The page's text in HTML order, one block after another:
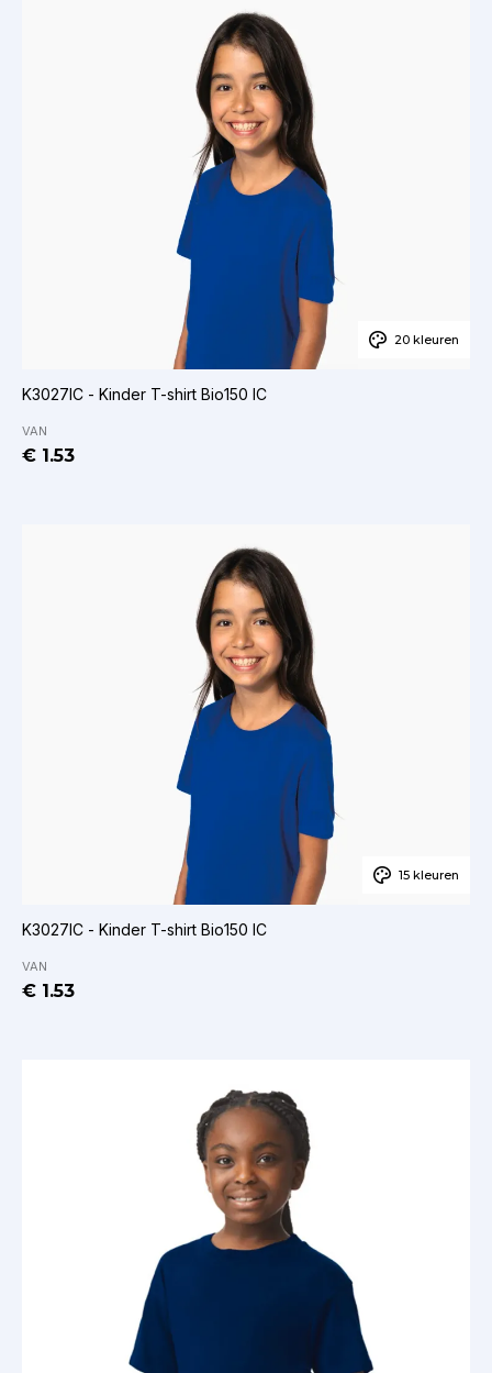
20 kleuren
K3027IC - Kinder T-shirt Bio150 IC
VAN
€ 1.53
15 kleuren
K3027IC - Kinder T-shirt Bio150 IC
VAN
€ 1.53